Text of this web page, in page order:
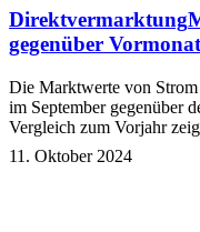
Direktvermarktung
gegenüber Vormonat
Die Marktwerte von Strom
im September gegenüber
Vergleich zum Vorjahr
11. Oktober 2024